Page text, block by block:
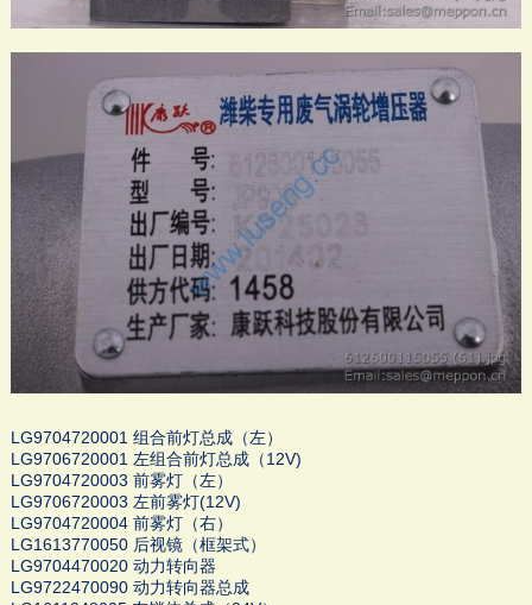
LG9704720001 组合前灯总成（左）
LG9706720001 左组合前灯总成（12V)
LG9704720003 前雾灯（左）
LG9706720003 左前雾灯(12V)
LG9704720004 前雾灯（右）
LG1613770050 后视镜（框架式）
LG9704470020 动力转向器
LG9722470090 动力转向器总成